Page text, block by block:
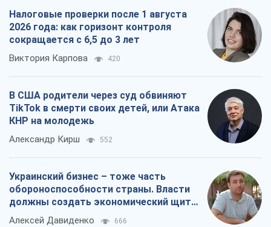
Налоговые проверки после 1 августа
2026 года: как горизонт контроля
сокращается с 6,5 до 3 лет
Виктория Карпова 420
В США родители через суд обвиняют
TikTok в смерти своих детей, или Атака
КНР на молодежь
Александр Кирш 552
Украинский бизнес – тоже часть
обороноспособности страны. Власти
должны создать экономический щит
для компаний
Алексей Давиденко 666